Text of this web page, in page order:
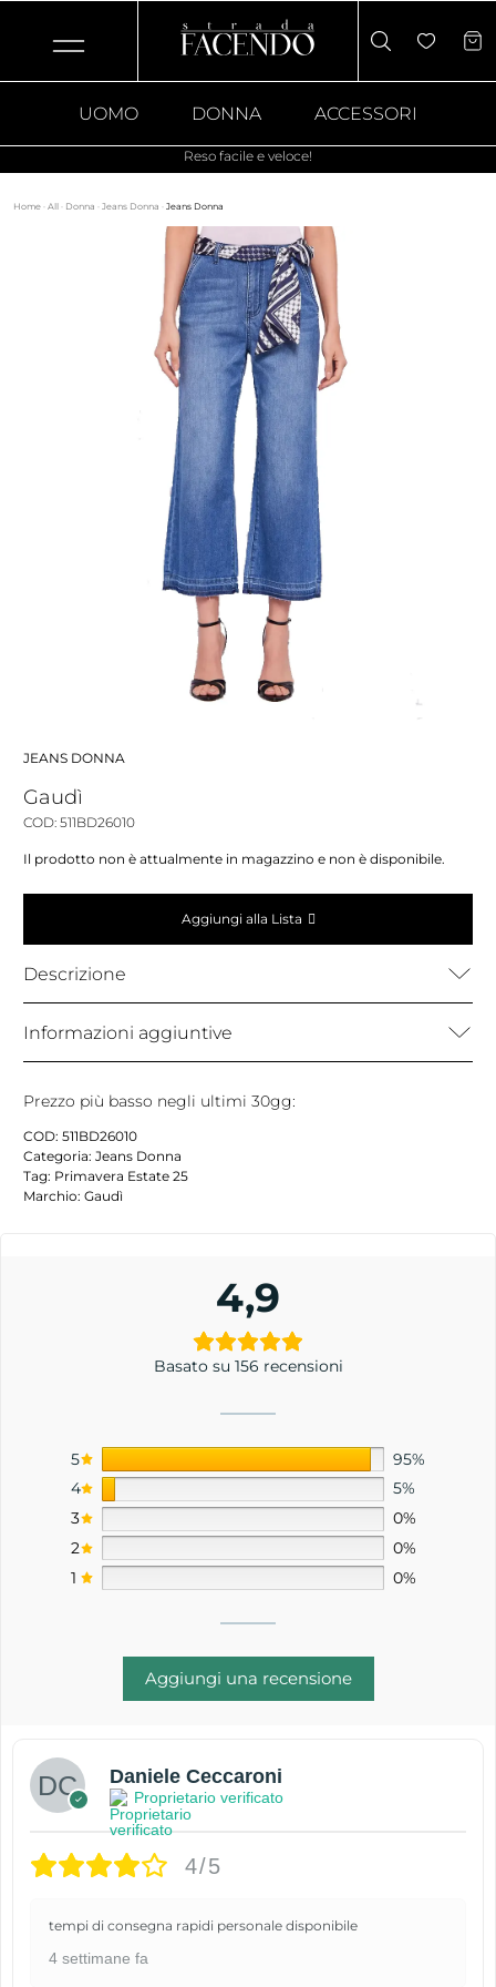
UOMO DONNA ACCESSORI
Reso facile e veloce!
Home · All · Donna · Jeans Donna · Jeans Donna
JEANS DONNA
Gaudì
COD: 511BD26010
Il prodotto non è attualmente in magazzino e non è disponibile.
Aggiungi alla Lista
Descrizione
Informazioni aggiuntive
Prezzo più basso negli ultimi 30gg:
COD: 511BD26010
Categoria: Jeans Donna
Tag: Primavera Estate 25
Marchio: Gaudì
4,9
Basato su 156 recensioni
5
95%
4
5%
3
0%
2
0%
1
0%
Aggiungi una recensione
Daniele Ceccaroni
Proprietario verificato
4/5
tempi di consegna rapidi personale disponibile
4 settimane fa